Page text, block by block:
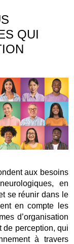
QUI
aux besoins
en
se réunir dans le
en compte les
d’organisation
de perception, qui
à travers